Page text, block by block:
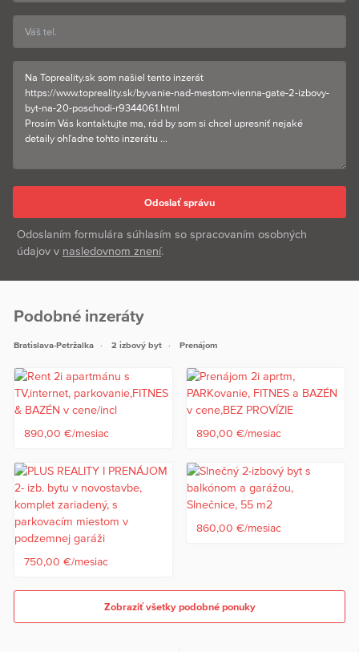
Odoslaním formulára súhlasím so spracovaním osobných
údajov v nasledovnom znení.
Podobné inzeráty
Bratislava-Petržalka 2 izbový byt Prenájom
890,00 €/mesiac 890,00 €/mesiac
750,00 €/mesiac
860,00 €/mesiac
Zobraziť všetky podobné ponuky